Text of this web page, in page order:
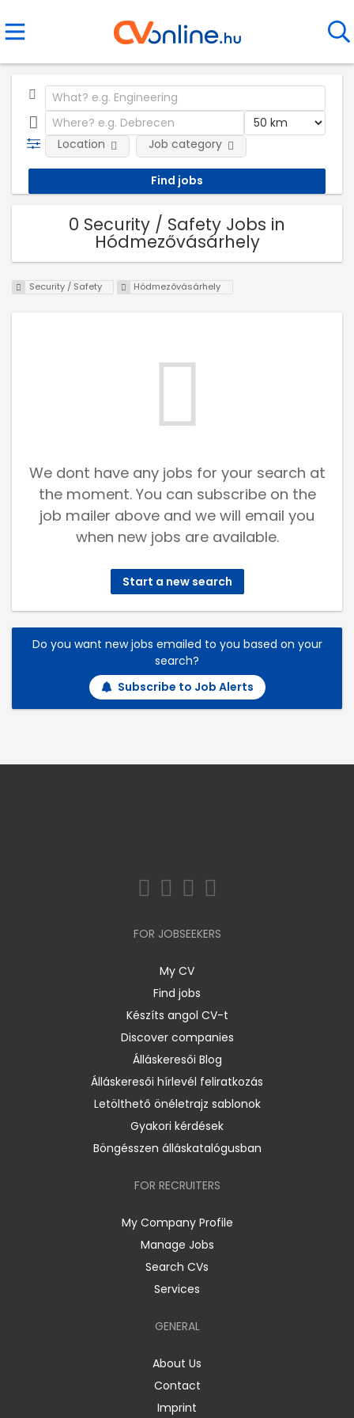
Location Job category
0 Security / Safety Jobs in
Hódmezővásárhely
Security / Safety Hódmezővásárhely
We dont have any jobs for your search at
the moment. You can subscribe on the
job mailer above and we will email you
when new jobs are available.
Start a new search
Do you want new jobs emailed to you based on your
search?
Subscribe to Job Alerts
FOR JOBSEEKERS
My CV
Find jobs
Készíts angol CV-t
Discover companies
Álláskeresői Blog
Álláskeresői hírlevél feliratkozás
Letölthető önéletrajz sablonok
Gyakori kérdések
Böngésszen álláskatalógusban
FOR RECRUITERS
My Company Profile
Manage Jobs
Search CVs
Services
GENERAL
About Us
Contact
Imprint